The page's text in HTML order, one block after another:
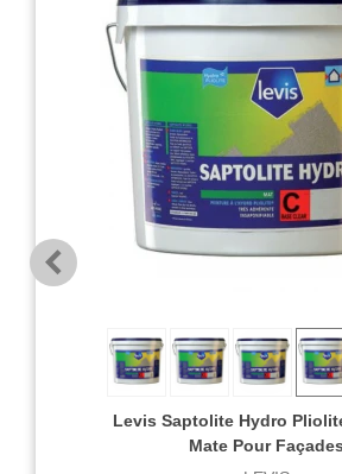
Levis Saptolite Hydro
Mate Pour Façades